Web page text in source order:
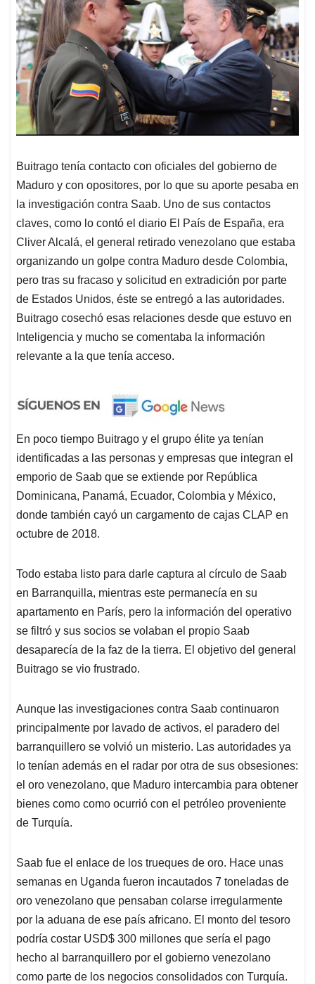
Buitrago tenía contacto con oficiales del gobierno de
Maduro y con opositores, por lo que su aporte pesaba en
la investigación contra Saab. Uno de sus contactos
claves, como lo contó el diario El País de España, era
Cliver Alcalá, el general retirado venezolano que estaba
organizando un golpe contra Maduro desde Colombia,
pero tras su fracaso y solicitud en extradición por parte
de Estados Unidos, éste se entregó a las autoridades.
Buitrago cosechó esas relaciones desde que estuvo en
Inteligencia y mucho se comentaba la información
relevante a la que tenía acceso.
En poco tiempo Buitrago y el grupo élite ya tenían
identificadas a las personas y empresas que integran el
emporio de Saab que se extiende por República
Dominicana, Panamá, Ecuador, Colombia y México,
donde también cayó un cargamento de cajas CLAP en
octubre de 2018.
Todo estaba listo para darle captura al círculo de Saab
en Barranquilla, mientras este permanecía en su
apartamento en París, pero la información del operativo
se filtró y sus socios se volaban el propio Saab
desaparecía de la faz de la tierra. El objetivo del general
Buitrago se vio frustrado.
Aunque las investigaciones contra Saab continuaron
principalmente por lavado de activos, el paradero del
barranquillero se volvió un misterio. Las autoridades ya
lo tenían además en el radar por otra de sus obsesiones:
el oro venezolano, que Maduro intercambia para obtener
bienes como como ocurrió con el petróleo proveniente
de Turquía.
Saab fue el enlace de los trueques de oro. Hace unas
semanas en Uganda fueron incautados 7 toneladas de
oro venezolano que pensaban colarse irregularmente
por la aduana de ese país africano. El monto del tesoro
podría costar USD$ 300 millones que sería el pago
hecho al barranquillero por el gobierno venezolano
como parte de los negocios consolidados con Turquía.